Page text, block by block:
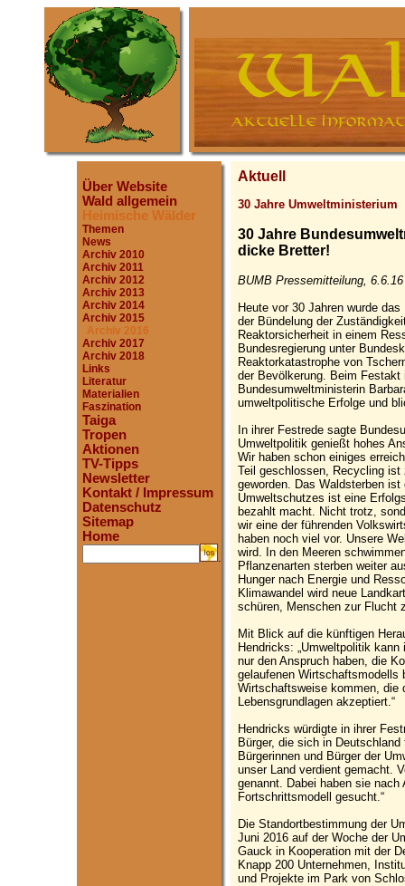
Über Website
Wald allgemein
Heimische Wälder
Themen
News
Archiv 2010
Archiv 2011
Archiv 2012
Archiv 2013
Archiv 2014
Archiv 2015
Archiv 2016
Archiv 2017
Archiv 2018
Links
Literatur
Materialien
Faszination
Taiga
Tropen
Aktionen
TV-Tipps
Newsletter
Kontakt / Impressum
Datenschutz
Sitemap
Home
.
Aktuell
30 Jahre Umweltministerium
30 Jahre
dicke Bretter!
BUMB Pressemitteilung, 6.6.16
Heute vor 30 Jahren wurde
der Bündelung der
Reaktorsicherheit in einem
Bundesregierung unter
Reaktorkatastrophe von
der Bevölkerung. Beim Festakt
Bundesumweltministerin
umweltpolitische Erfolge und
In ihrer Festrede sagte
Umweltpolitik genießt hohes
Wir haben schon einiges
Teil geschlossen, Recycling
geworden. Das Waldsterben
Umweltschutzes ist eine
bezahlt macht. Nicht trotz,
wir eine der führenden
haben noch viel vor. Unsere
wird. In den Meeren
Pflanzenarten sterben weiter
Hunger nach Energie und
Klimawandel wird neue
schüren, Menschen zur Flucht
Mit Blick auf die künftigen
Hendricks: „Umweltpolitik
nur den Anspruch haben, die
gelaufenen Wirtschaftsmodells
Wirtschaftsweise kommen, die
Lebensgrundlagen akzeptiert.“
Hendricks würdigte in ihrer
Bürger, die sich in Deutschland
Bürgerinnen und Bürger der
unser Land verdient gemacht.
genannt. Dabei haben sie
Fortschrittsmodell gesucht.“
Die Standortbestimmung der
Juni 2016 auf der Woche der
Gauck in Kooperation mit der
Knapp 200 Unternehmen,
und Projekte im Park von